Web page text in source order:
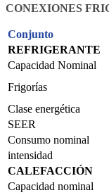
CONEXIONES
Conjunto
REFRIGERANTE
Capacidad Nominal
Frigorías
Clase energética
SEER
Consumo nominal
intensidad
CALEFACCIÓN
Capacidad nominal